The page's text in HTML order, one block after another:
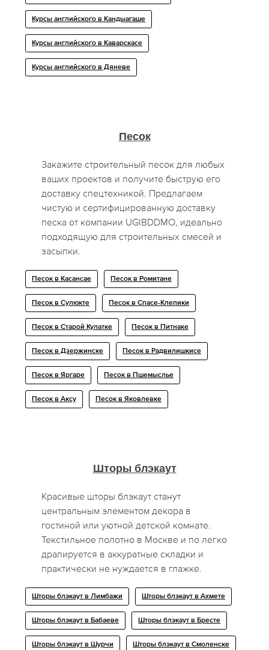
Курсы английского в Кандыагаше
Курсы английского в Каварскасе
Курсы английского в Дяневе
Песок
Закажите строительный песок для любых
ваших проектов и получите быструю его
доставку спецтехникой. Предлагаем
чистую и сертифицированную доставку
песка от компании UGIBDDMO, идеально
подходящую для строительных смесей и
засыпки.
Песок в Касансае Песок в Ромитане
Песок в Сулюкте Песок в Спасе-Клепики
Песок в Старой Кулатке Песок в Питнаке
Песок в Дзержинске Песок в Радвилишкисе
Песок в Яргаре Песок в Пшемыслье
Песок в Аксу Песок в Яковлевке
Шторы блэкаут
Красивые шторы блэкаут станут
центральным элементом декора в
гостиной или уютной детской комнате.
Текстильное полотно в Москве и по легко
драпируется в аккуратные складки и
практически не нуждается в глажке.
Шторы блэкаут в Лимбажи Шторы блэкаут в Ахмете
Шторы блэкаут в Бабаеве Шторы блэкаут в Бресте
Шторы блэкаут в Шурчи Шторы блэкаут в Смоленске